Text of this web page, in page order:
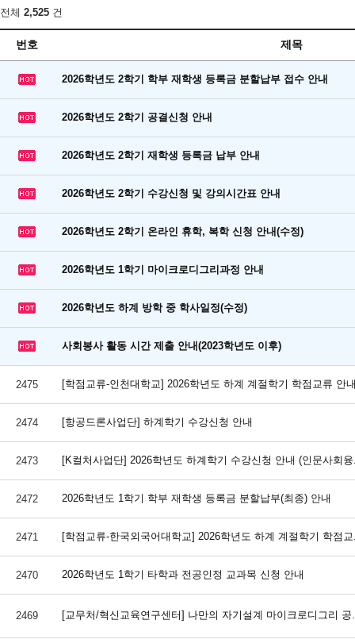
전체 2,525 건
번호 제목
2026학년도 2학기 학부 재학생 등록금 분할납부 접수 안내
2026학년도 2학기 공결신청 안내
2026학년도 2학기 재학생 등록금 납부 안내
2026학년도 2학기 수강신청 및 강의시간표 안내
2026학년도 2학기 온라인 휴학, 복학 신청 안내(수정)
2026학년도 1학기 마이크로디그리과정 안내
2026학년도 하계 방학 중 학사일정(수정)
사회봉사 활동 시간 제출 안내(2023학년도 이후)
2475 [학점교류-인천대학교] 2026학년도 하계 계절학기 학점교류 안
2474 [항공드론사업단] 하계학기 수강신청 안내
2473 [K컬처사업단] 2026학년도 하계학기 수강신청 안내 (인문사회
2472 2026학년도 1학기 학부 재학생 등록금 분할납부(최종) 안내
2471 [학점교류-한국외국어대학교] 2026학년도 하계 계절학기 학점
2470 2026학년도 1학기 타학과 전공인정 교과목 신청 안내
2469 [교무처/혁신교육연구센터] 나만의 자기설계 마이크로디그리 공